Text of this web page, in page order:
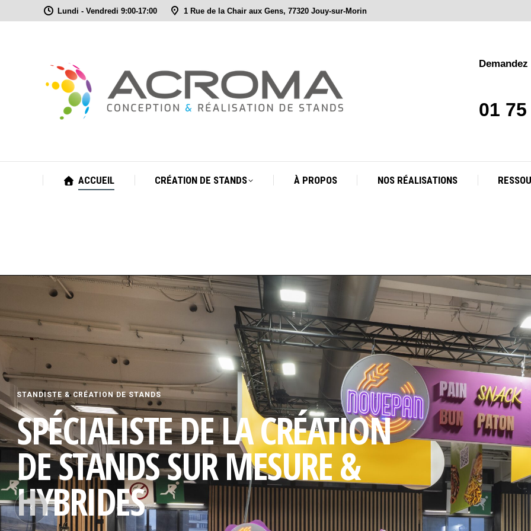
Lundi - Vendredi 9:00-17:00 1 Rue de la Chair aux Gens, 77320 Jouy-sur-Morin
01
ACCUEIL CRÉATION DE STANDS À PROPOS NOS RÉALISATIONS
STANDISTE & CRÉATION DE STANDS
SPÉCIALISTE DE LA CRÉATION
DE STANDS SUR MESURE &
HYBRIDES
‹
ACCUEIL CRÉATION DE STANDS À PROPOS NOS RÉALISATIONS